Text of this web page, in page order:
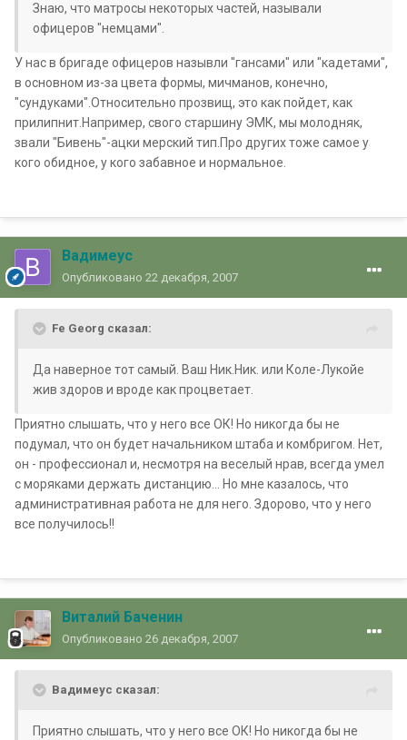
Знаю, что матросы некоторых частей, называли
офицеров "немцами".
У нас в бригаде офицеров назывли "гансами" или "кадетами",
в основном из-за цвета формы, мичманов, конечно,
"сундуками".Относительно прозвищ, это как пойдет, как
прилипнит.Например, свого старшину ЭМК, мы молодняк,
звали "Бивень"-ацки мерский тип.Про других тоже самое у
кого обидное, у кого забавное и нормальное.
Вадимеус
Опубликовано 22 декабря, 2007
Fe Georg сказал:
Да наверное тот самый. Ваш Ник.Ник. или Коле-Лукойе
жив здоров и вроде как процветает.
Приятно слышать, что у него все ОК! Но никогда бы не
подумал, что он будет начальником штаба и комбригом. Нет,
он - профессионал и, несмотря на веселый нрав, всегда умел
с моряками держать дистанцию... Но мне казалось, что
административная работа не для него. Здорово, что у него
все получилось!!
Виталий Баченин
Опубликовано 26 декабря, 2007
Вадимеус сказал:
Приятно слышать, что у него все ОК! Но никогда бы не